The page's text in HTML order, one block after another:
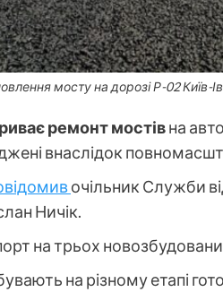
мосту на дорозі Р-02 Київ-
ремонт мостівна
внаслідок
очільник Служби
Ничік.
на трьох
на різному етапі